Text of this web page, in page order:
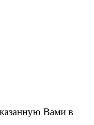
Вами в